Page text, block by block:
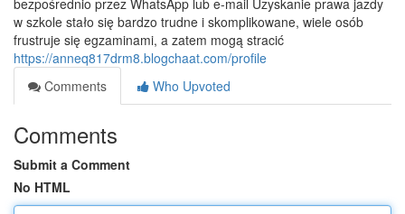
bezpośrednio przez WhatsApp lub e-mail Uzyskanie prawa jazdy
w szkole stało się bardzo trudne i skomplikowane, wiele osób
frustruje się egzaminami, a zatem mogą stracić
https://anneq817drm8.blogchaat.com/profile
Comments
Who Upvoted
Comments
Submit a Comment
No HTML